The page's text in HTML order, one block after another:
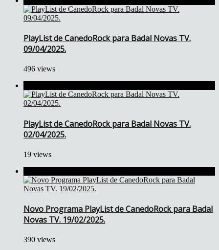
PlayList de CanedoRock para Badal Novas TV.
09/04/2025.
496 views
PlayList de CanedoRock para Badal Novas TV.
02/04/2025.
19 views
Novo Programa PlayList de CanedoRock para Badal
Novas TV. 19/02/2025.
390 views